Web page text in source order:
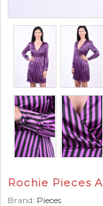
Rochie Pieces
Brand: Pieces